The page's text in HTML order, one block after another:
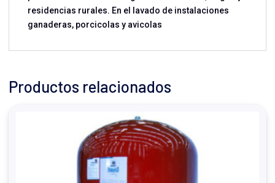
residencias rurales. En el lavado de instalaciones
ganaderas, porcicolas y avicolas
Productos relacionados